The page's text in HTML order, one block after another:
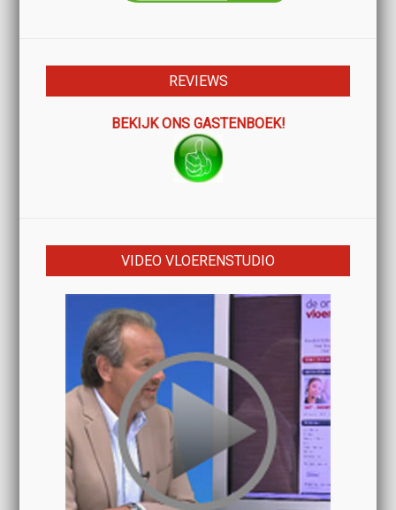
REVIEWS
BEKIJK ONS GASTENBOEK!
VIDEO VLOERENSTUDIO